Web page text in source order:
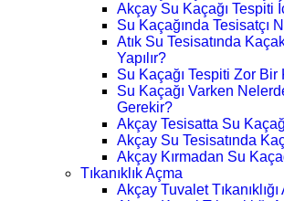
Akçay Su Kaçağı Tespiti
Su Kaçağında Tesisatçı
Atık Su Tesisatında
Yapılır?
Su Kaçağı Tespiti Zor
Su Kaçağı Varken
Gerekir?
Akçay Tesisatta Su
Akçay Su Tesisatında
Akçay Kırmadan Su
Tıkanıklık Açma
Akçay Tuvalet Tıkanıklığı